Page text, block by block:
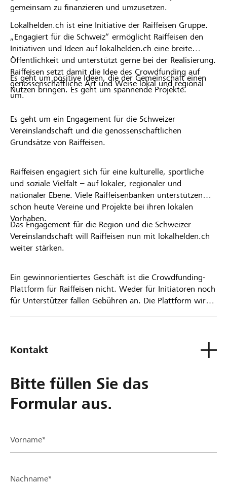
gemeinsam zu finanzieren und umzusetzen.
Lokalhelden.ch ist eine Initiative der Raiffeisen Gruppe.
„Engagiert für die Schweiz“ ermöglicht Raiffeisen den
Initiativen und Ideen auf lokalhelden.ch eine breite
Öffentlichkeit und unterstützt gerne bei der Realisierung.
Raiffeisen setzt damit die Idee des Crowdfunding auf
genossenschaftliche Art und Weise lokal und regional
um.
Es geht um positive Ideen, die der Gemeinschaft einen
Nutzen bringen. Es geht um spannende Projekte.
Es geht um ein Engagement für die Schweizer
Vereinslandschaft und die genossenschaftlichen
Grundsätze von Raiffeisen.
Raiffeisen engagiert sich für eine kulturelle, sportliche
und soziale Vielfalt – auf lokaler, regionaler und
nationaler Ebene. Viele Raiffeisenbanken unterstützen
schon heute Vereine und Projekte bei ihren lokalen
Vorhaben.
Das Engagement für die Region und die Schweizer
Vereinslandschaft will Raiffeisen nun mit lokalhelden.ch
weiter stärken.
Ein gewinnorientiertes Geschäft ist die Crowdfunding-
Plattform für Raiffeisen nicht. Weder für Initiatoren noch
für Unterstützer fallen Gebühren an. Die Plattform wird
Kontakt
Bitte füllen Sie das
Formular aus.
Vorname*
Nachname*